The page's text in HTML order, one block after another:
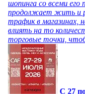
шопинга со всеми
продолжает жить и
трафик в магазинах,
влиять на то
торговые точки,
C 27